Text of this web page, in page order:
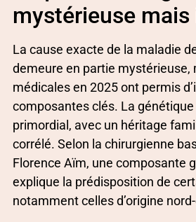
mystérieuse
La cause exacte de la maladie
demeure en partie mystérieuse,
médicales en 2025 ont permis
composantes clés. La génétique
primordial, avec un héritage
corrélé. Selon la chirurgienne
Florence Aïm, une composante
explique la prédisposition de
notamment celles d’origine